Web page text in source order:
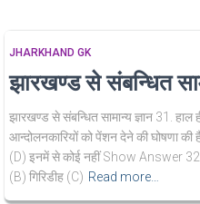
JHARKHAND GK
झारखण्ड से संबन्धित
झारखण्ड से संबन्धित सामान्य ज्ञान 31. हाल
आन्दोलनकारियों को पेंशन देने की घोषणा
(D) इनमें से कोई नहीं Show Answer 32.
(B) गिरिडीह (C) Read more…